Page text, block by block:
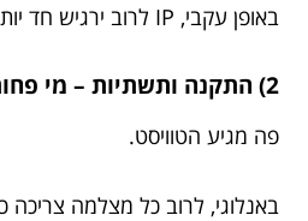
באופן עקבי, IP לרוב ירגיש חד יותר.
2) התקנה ותשתיות – מי פחות עושה כאב ראש?
פה מגיע הטוויסט.
באנלוגי, לרוב כל מצלמה